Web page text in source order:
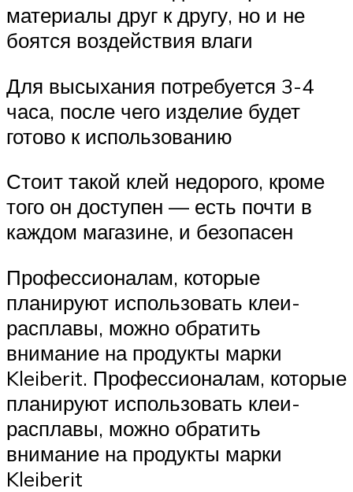
материалы друг к другу, но и не
боятся воздействия влаги
Для высыхания потребуется 3-4
часа, после чего изделие будет
готово к использованию
Стоит такой клей недорого, кроме
того он доступен — есть почти в
каждом магазине, и безопасен
Профессионалам, которые
планируют использовать клеи-
расплавы, можно обратить
внимание на продукты марки
Kleiberit. Профессионалам, которые
планируют использовать клеи-
расплавы, можно обратить
внимание на продукты марки
Kleiberit